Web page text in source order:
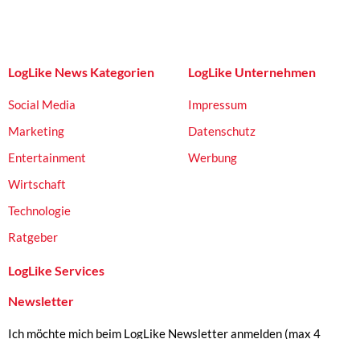
LogLike News Kategorien
Social Media
Marketing
Entertainment
Wirtschaft
Technologie
Ratgeber
LogLike Unternehmen
Impressum
Datenschutz
Werbung
LogLike Services
Newsletter
Ich möchte mich beim LogLike Newsletter anmelden (max 4